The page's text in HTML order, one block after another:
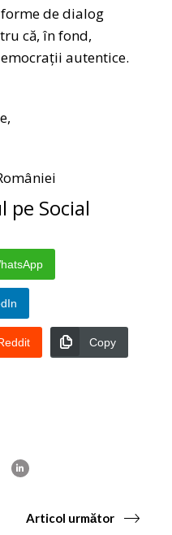
de dialog
că, în fond,
autentice.
Social
Copy
Articol următor